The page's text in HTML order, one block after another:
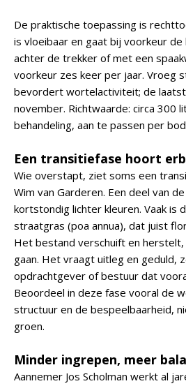
De praktische toepassing is
is vloeibaar en gaat bij voorkeur
achter de trekker of met een
voorkeur zes keer per jaar. Vroeg
bevordert wortelactiviteit; de
november. Richtwaarde: circa 300
behandeling, aan te passen per
Een transitiefase hoort
Wie overstapt, ziet soms een
Wim van Garderen. Een deel van
kortstondig lichter kleuren. Vaak is
straatgras (poa annua), dat juist
Het bestand verschuift en
gaan. Het vraagt uitleg en geduld,
opdrachtgever of bestuur dat
Beoordeel in deze fase vooral de
structuur en de bespeelbaarheid,
groen.
Minder ingrepen, meer
Aannemer Jos Scholman werkt al